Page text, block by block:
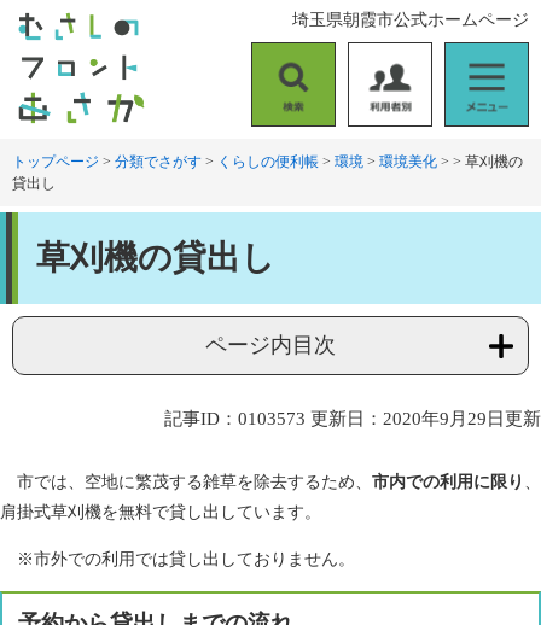
す
。
し
て
索
用
者
ニ
ュ
埼玉県朝霞市公式ホームページ
トップページ > 分類でさがす > くらしの便利帳 > 環境 > 環境美化 > > 草刈機の
貸出し
草刈機の貸出し
ページ内目次
記事ID：0103573 更新日：2020年9月29日更新
市では、空地に繁茂する雑草を除去するため、 市内での利用に限り
肩掛式草刈機を無料で貸し出しています。
※市外での利用では貸し出しておりません。